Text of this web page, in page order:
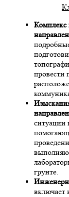
Комплекс
провести
ситуации
грунте.
включает